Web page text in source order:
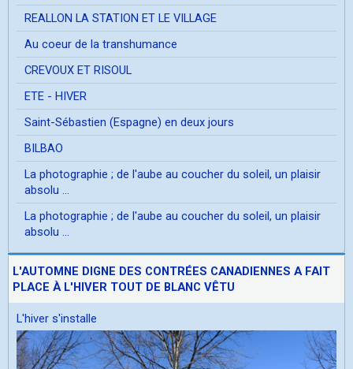
REALLON LA STATION ET LE VILLAGE
Au coeur de la transhumance
CREVOUX ET RISOUL
ETE - HIVER
Saint-Sébastien (Espagne) en deux jours
BILBAO
La photographie ; de l'aube au coucher du soleil, un plaisir
absolu ...
La photographie ; de l'aube au coucher du soleil, un plaisir
absolu ...
L'AUTOMNE DIGNE DES CONTRÉES CANADIENNES A FAIT
PLACE À L'HIVER TOUT DE BLANC VÊTU
L'hiver s'installe